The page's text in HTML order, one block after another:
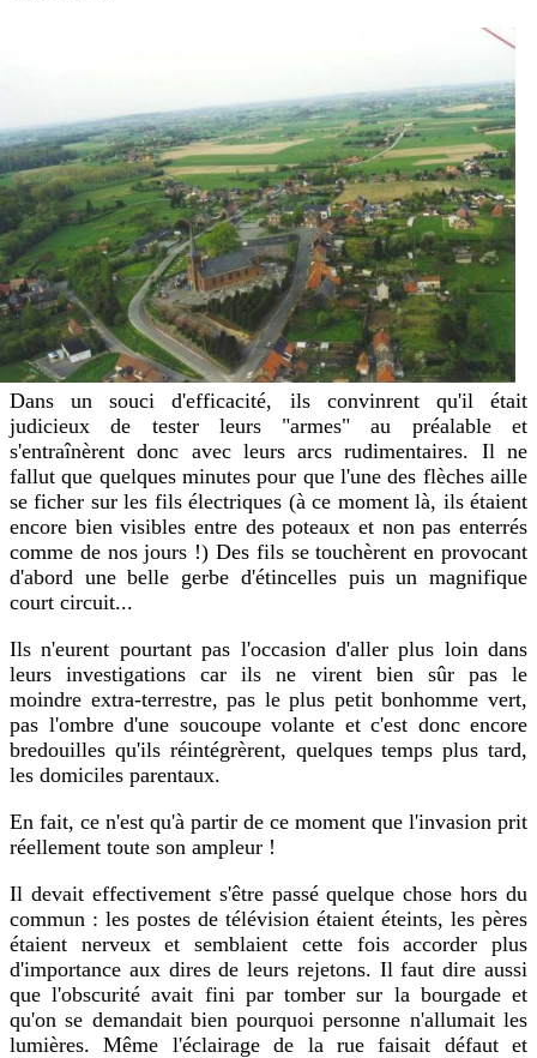
Dans un souci d'efficacité, ils convinrent qu'il était
judicieux de tester leurs "armes" au préalable et
s'entraînèrent donc avec leurs arcs rudimentaires. Il ne
fallut que quelques minutes pour que l'une des flèches aille
se ficher sur les fils électriques (à ce moment là, ils étaient
encore bien visibles entre des poteaux et non pas enterrés
comme de nos jours !) Des fils se touchèrent en provocant
d'abord une belle gerbe d'étincelles puis un magnifique
court circuit...
Ils n'eurent pourtant pas l'occasion d'aller plus loin dans
leurs investigations car ils ne virent bien sûr pas le
moindre extra-terrestre, pas le plus petit bonhomme vert,
pas l'ombre d'une soucoupe volante et c'est donc encore
bredouilles qu'ils réintégrèrent, quelques temps plus tard,
les domiciles parentaux.
En fait, ce n'est qu'à partir de ce moment que l'invasion prit
réellement toute son ampleur !
Il devait effectivement s'être passé quelque chose hors du
commun : les postes de télévision étaient éteints, les pères
étaient nerveux et semblaient cette fois accorder plus
d'importance aux dires de leurs rejetons. Il faut dire aussi
que l'obscurité avait fini par tomber sur la bourgade et
qu'on se demandait bien pourquoi personne n'allumait les
lumières. Même l'éclairage de la rue faisait défaut et